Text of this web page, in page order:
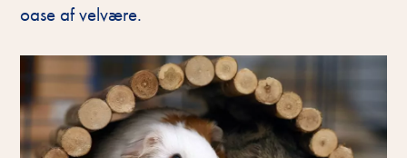
oase af velvære.